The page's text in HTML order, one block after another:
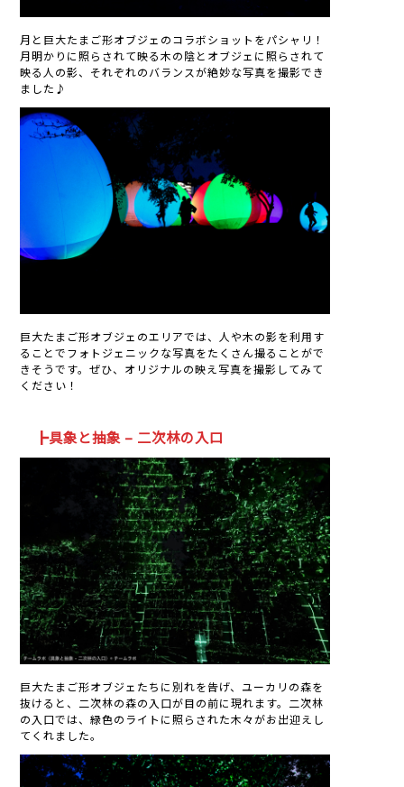
月と巨大たまご形オブジェのコラボショットをパシャリ！
月明かりに照らされて映る木の陰とオブジェに照らされて
映る人の影、それぞれのバランスが絶妙な写真を撮影でき
ました♪
巨大たまご形オブジェのエリアでは、人や木の影を利用す
ることでフォトジェニックな写真をたくさん撮ることがで
きそうです。ぜひ、オリジナルの映え写真を撮影してみて
ください！
┣具象と抽象 – 二次林の入口
巨大たまご形オブジェたちに別れを告げ、ユーカリの森を
抜けると、二次林の森の入口が目の前に現れます。二次林
の入口では、緑色のライトに照らされた木々がお出迎えし
てくれました。